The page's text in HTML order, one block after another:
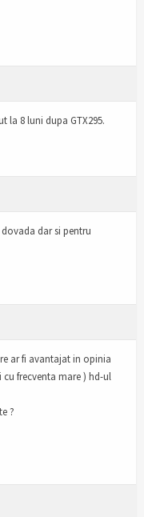
la 8 luni dupa GTX295.
dar si pentru
ar fi avantajat in opinia
cu frecventa mare ) hd-ul
?